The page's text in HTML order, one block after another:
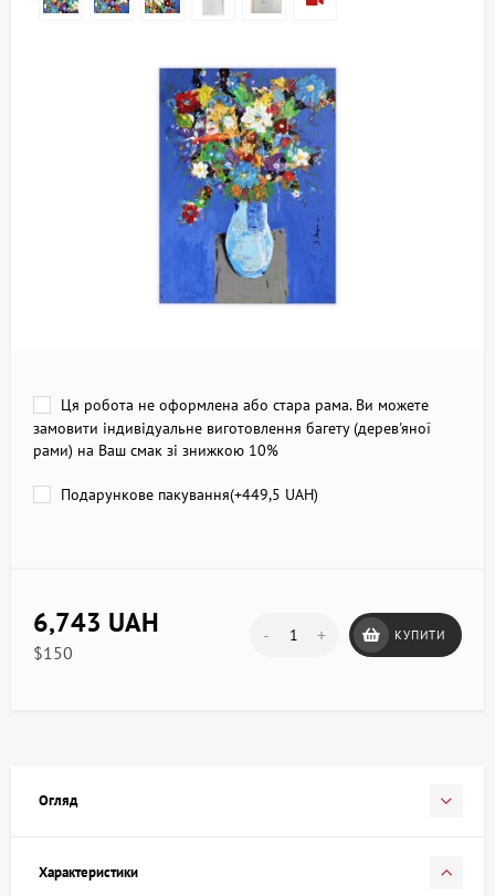
Ця робота не оформлена або стара рама. Ви можете
замовити індивідуальне виготовлення багету (дерев'яної
рами) на Ваш смак зі знижкою 10%
Подарункове пакування(+449,5 UAH)
6,743 UAH
$150
- + КУПИТИ
Огляд
Характеристики